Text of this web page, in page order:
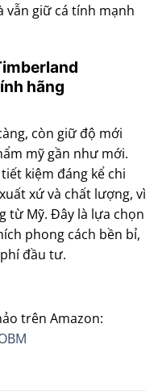
vẫn giữ cá tính mạnh
hãng
còn giữ độ mới
mỹ gần như mới.
kiệm đáng kể chi
xứ và chất lượng, vì
từ Mỹ. Đây là lựa chọn
phong cách bền bỉ,
đầu tư.
trên Amazon: